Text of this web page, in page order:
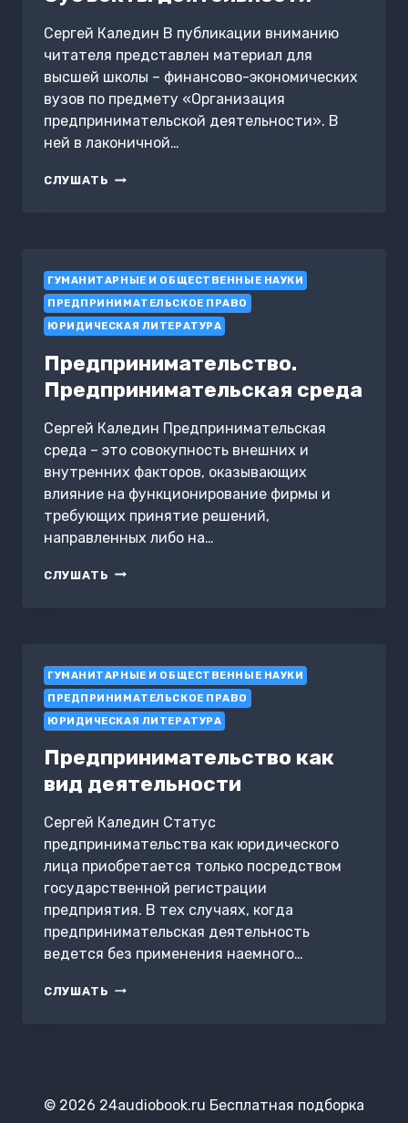
Сергей Каледин В публикации вниманию
читателя представлен материал для
высшей школы – финансово-экономических
вузов по предмету «Организация
предпринимательской деятельности». В
ней в лаконичной…
СЛУШАТЬ ПРЕДПРИНИМАТЕЛЬСТВО.
ГУМАНИТАРНЫЕ И ОБЩЕСТВЕННЫЕ НАУКИ
ПРЕДПРИНИМАТЕЛЬСКОЕ ПРАВО
ЮРИДИЧЕСКАЯ ЛИТЕРАТУРА
Предпринимательство.
Предпринимательская среда
Сергей Каледин Предпринимательская
среда – это совокупность внешних и
внутренних факторов, оказывающих
влияние на функционирование фирмы и
требующих принятие решений,
направленных либо на…
СЛУШАТЬ ПРЕДПРИНИМАТЕЛЬСТВО.
ГУМАНИТАРНЫЕ И ОБЩЕСТВЕННЫЕ НАУКИ
ПРЕДПРИНИМАТЕЛЬСКОЕ ПРАВО
ЮРИДИЧЕСКАЯ ЛИТЕРАТУРА
Предпринимательство как
вид деятельности
Сергей Каледин Статус
предпринимательства как юридического
лица приобретается только посредством
государственной регистрации
предприятия. В тех случаях, когда
предпринимательская деятельность
ведется без применения наемного…
СЛУШАТЬ ПРЕДПРИНИМАТЕЛЬСТВО
© 2026 24audiobook.ru Бесплатная подборка